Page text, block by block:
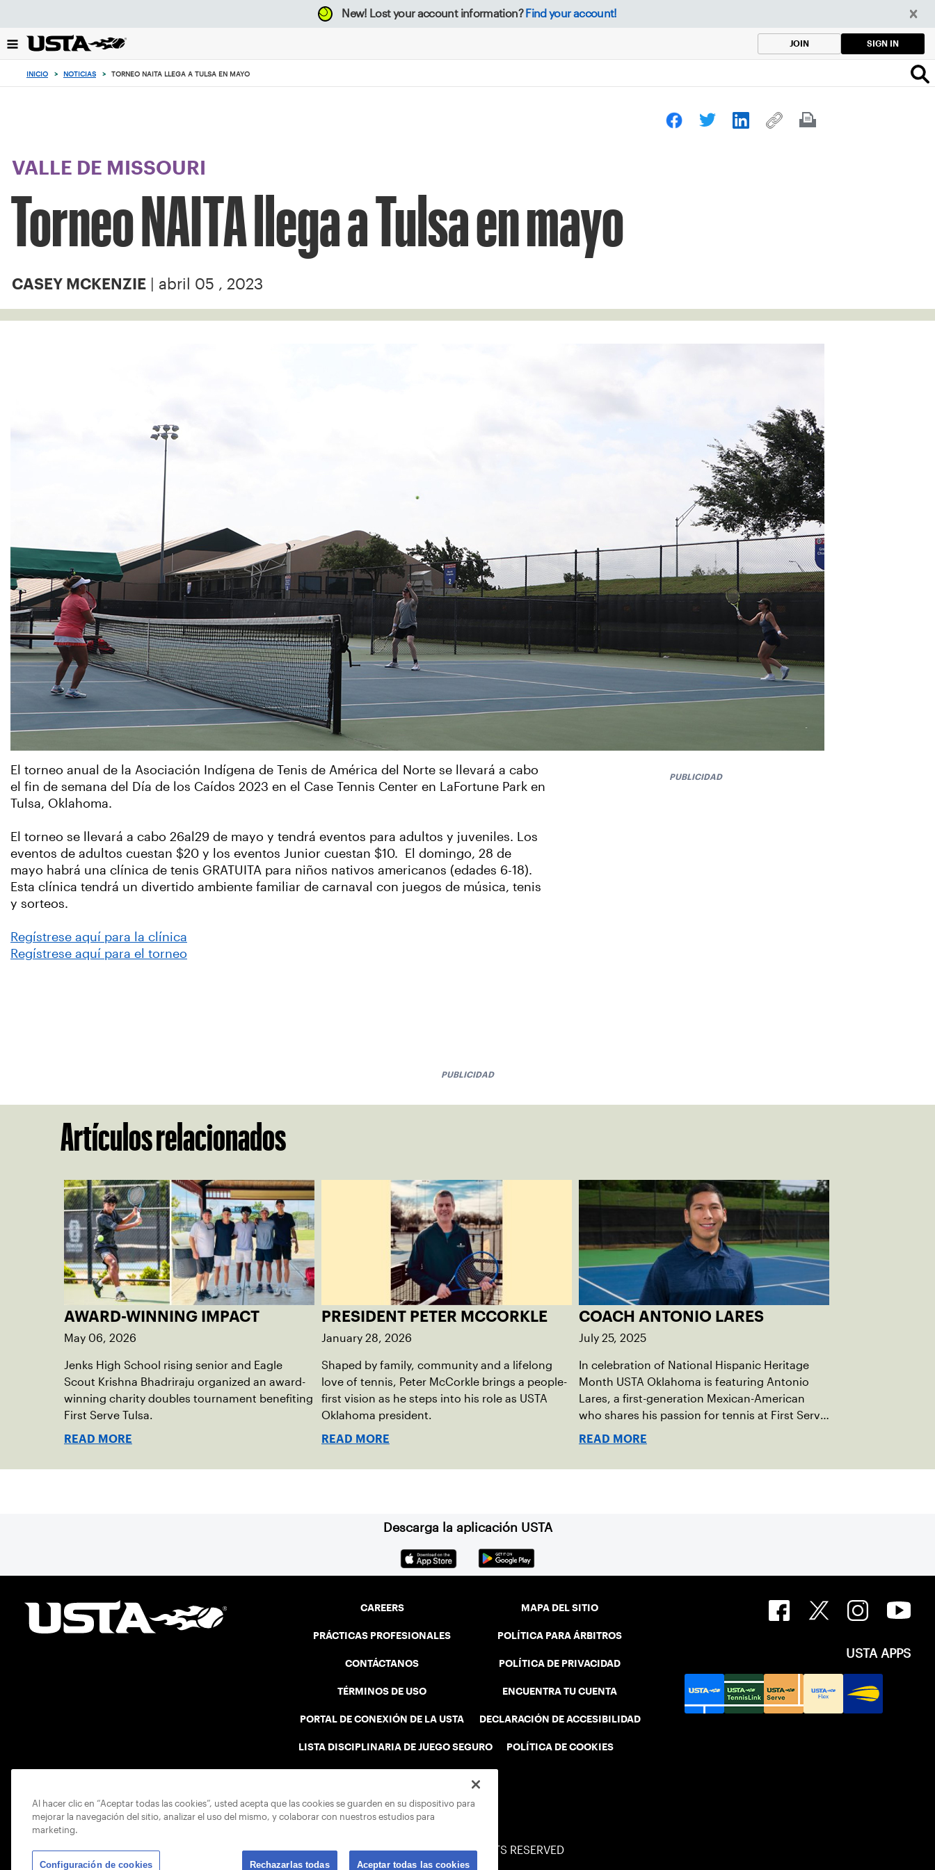
el
botón
New! Lost your account information? Find your account!
JOIN SIGN IN
INICIO > NOTICIAS > TORNEO NAITA LLEGA A TULSA EN MAYO
VALLE DE MISSOURI
Torneo NAITA llega a Tulsa en mayo
CASEY MCKENZIE | abril 05 , 2023
El torneo anual de la Asociación Indígena de Tenis de América del Norte se llevará a cabo
el fin de semana del Día de los Caídos 2023 en el Case Tennis Center en LaFortune Park en
Tulsa, Oklahoma.
El torneo se llevará a cabo 26al29 de mayo y tendrá eventos para adultos y juveniles. Los
eventos de adultos cuestan $20 y los eventos Junior cuestan $10. El domingo, 28 de
mayo habrá una clínica de tenis GRATUITA para niños nativos americanos (edades 6-18).
Esta clínica tendrá un divertido ambiente familiar de carnaval con juegos de música, tenis
y sorteos.
Regístrese aquí para la clínica
Regístrese aquí para el torneo
PUBLICIDAD
PUBLICIDAD
Artículos relacionados
AWARD-WINNING IMPACT
May 06, 2026
Jenks High School rising senior and Eagle
Scout Krishna Bhadriraju organized an award-
winning charity doubles tournament benefiting
First Serve Tulsa.
READ MORE
PRESIDENT PETER MCCORKLE
January 28, 2026
Shaped by family, community and a lifelong
love of tennis, Peter McCorkle brings a people-
first vision as he steps into his role as USTA
Oklahoma president.
READ MORE
COACH ANTONIO LARES
July 25, 2025
In celebration of National Hispanic Heritage
Month USTA Oklahoma is featuring Antonio
Lares, a first-generation Mexican-American
who shares his passion for tennis at First Serve
OKC.
READ MORE
Descarga la aplicación USTA
CAREERS
PRÁCTICAS PROFESIONALES
CONTÁCTANOS
TÉRMINOS DE USO
PORTAL DE CONEXIÓN DE LA USTA
LISTA DISCIPLINARIA DE JUEGO SEGURO
MAPA DEL SITIO
POLÍTICA PARA ÁRBITROS
POLÍTICA DE PRIVACIDAD
ENCUENTRA TU CUENTA
DECLARACIÓN DE ACCESIBILIDAD
POLÍTICA DE COOKIES
USTA APPS
© 2026 USTA ALL RIGHTS RESERVED
Al hacer clic en “Aceptar todas las cookies”, usted acepta que las cookies se guarden en su dispositivo para
mejorar la navegación del sitio, analizar el uso del mismo, y colaborar con nuestros estudios para
marketing.
Configuración de cookies Rechazarlas todas Aceptar todas las cookies